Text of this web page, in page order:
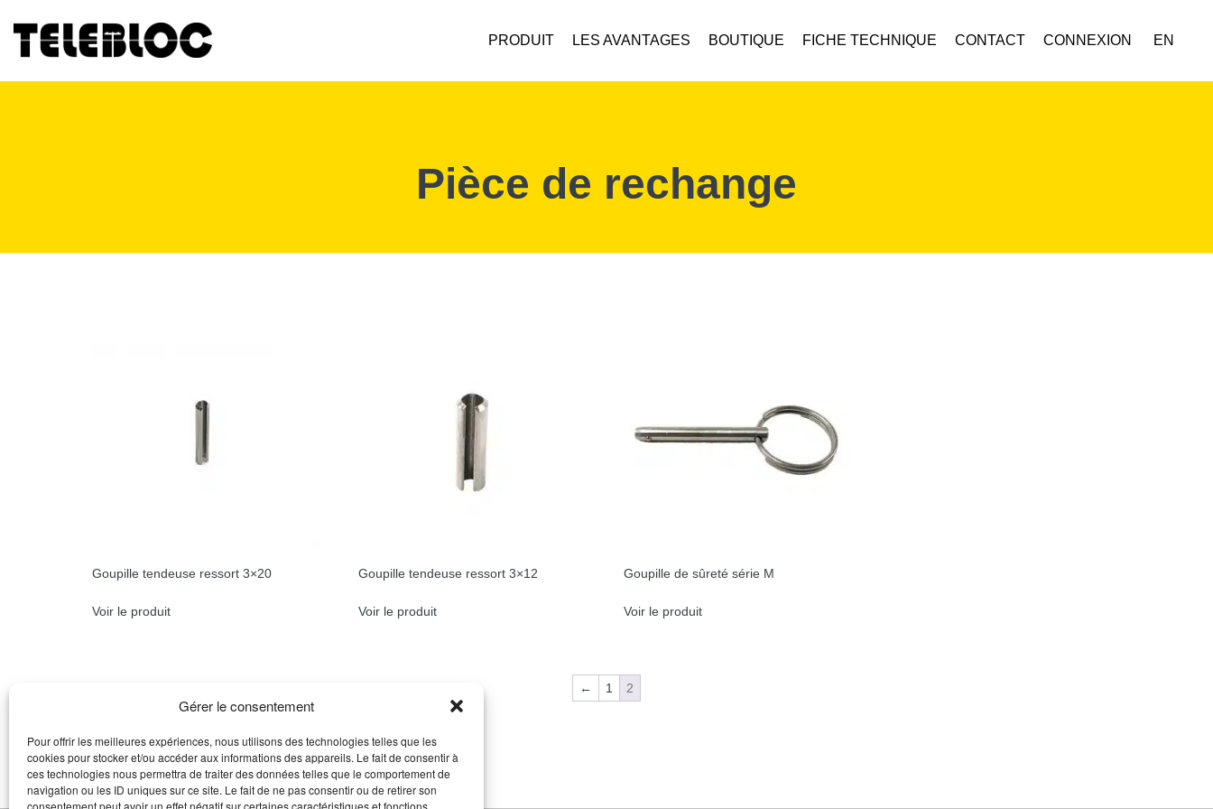
Gérer le consentement
Pour offrir les meilleures expériences, nous utilisons des technologies telles que les
cookies pour stocker et/ou accéder aux informations des appareils. Le fait de consentir à
ces technologies nous permettra de traiter des données telles que le comportement de
navigation ou les ID uniques sur ce site. Le fait de ne pas consentir ou de retirer son
consentement peut avoir un effet négatif sur certaines caractéristiques et fonctions.
PRODUIT LES AVANTAGES BOUTIQUE FICHE TECHNIQUE CONTACT EN
CONNEXION
Pièce de rechange
Goupille tendeuse ressort 3×20
Voir le produit
Goupille tendeuse ressort 3×12
Voir le produit
Goupille de sûreté série M
Voir le produit
← 1 2